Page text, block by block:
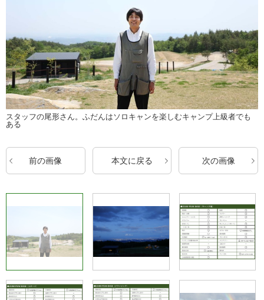
スタッフの尾形さん。ふだんはソロキャンを楽しむキャンプ上級者でも
ある
前の画像 本文に戻る 次の画像